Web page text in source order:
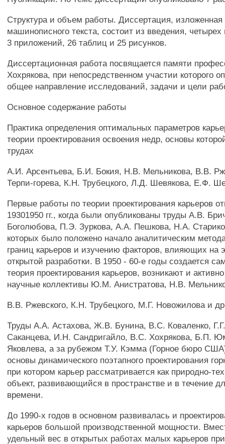
Структура и объем работы. Диссертация, изложенная
машинописного текста, состоит из введения,
3 приложений, 26 таблиц и 25 рисунков.
Диссертационная работа посвящается памяти
Хохрякова, при непосредственном участии которого
общее направление исследований, задачи и цели
Основное содержание работы
Практика определения оптимальных параметров
теории проектирования освоения недр, основы
трудах
A.И. Арсентьева, Б.И. Бокия, Н.В. Мельникова, В.В.
Терпи-горева, К.Н. Трубецкого, Л.Д. Шевякова, Е.Ф.
Первые работы по теории проектирования карьеров
19301950 гг., когда были опубликованы труды A.B.
Боголюбова, П.Э. Зуркова, A.A. Пешкова, H.A.
которых было положено начало аналитическим
границ карьеров и изучению факторов, влияющих на
открытой разработки. В 1950 - 60-е годы создается
теория проектирования карьеров, возникают и
научные коллективы Ю.М. Анистратова, Н.В.
B.В. Ржевского, К.Н. Трубецкого, М.Г. Новожилова и
Труды A.A. Астахова, Ж.В. Бунина, B.C. Коваленко,
Саканцева, И.Н. Сандригайло, B.C. Хохрякова, Б.П.
Яковлева, а за рубежом Т.У. Кэмма (Горное бюро
основы динамического поэтапного проектирования
при котором карьер рассматривается как природно-
объект, развивающийся в пространстве и в течение
времени.
До 1990-х годов в основном развивалась и
карьеров большой производственной мощности.
удельный вес в открытых работах малых карьеров